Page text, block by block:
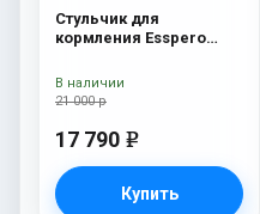
Стульчик для
кормления Esspero
21 000 р
17 790 e
Купить
В наличии